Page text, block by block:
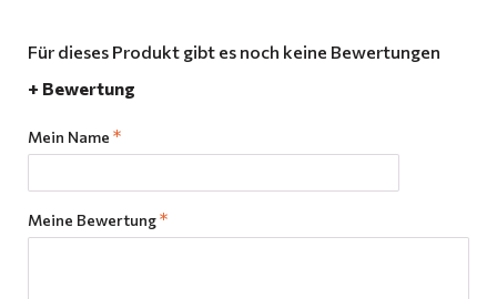
Für dieses Produkt gibt es noch keine Bewertungen
+ Bewertung
Mein Name
Meine Bewertung